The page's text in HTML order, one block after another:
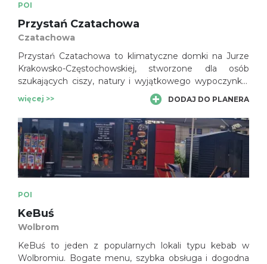
POI
Przystań Czatachowa
Czatachowa
Przystań Czatachowa to klimatyczne domki na Jurze
Krakowsko-Częstochowskiej, stworzone dla osób
szukających ciszy, natury i wyjątkowego wypoczynku.
Zabytkowy Dom Antoniego oraz nowoczesne Domki
Tereski i Józefa zapewniają komfortowy pobyt w
otoczeniu lasów.
więcej >> DODAJ DO PLANERA
POI
KeBuś
Wolbrom
KeBuś to jeden z popularnych lokali typu kebab w
Wolbromiu. Bogate menu, szybka obsługa i dogodna